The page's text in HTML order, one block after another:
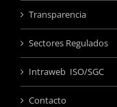
Transparencia
Sectores Regulados
Intraweb ISO/SGC
Contacto